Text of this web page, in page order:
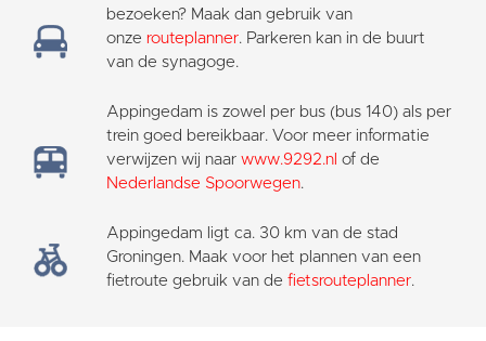
bezoeken? Maak dan gebruik van
onze routeplanner. Parkeren kan in de buurt
van de synagoge.
Appingedam is zowel per bus (bus 140) als per
trein goed bereikbaar. Voor meer informatie
verwijzen wij naar www.9292.nl of de
Nederlandse Spoorwegen.
Appingedam ligt ca. 30 km van de stad
Groningen. Maak voor het plannen van een
fietroute gebruik van de fietsrouteplanner.